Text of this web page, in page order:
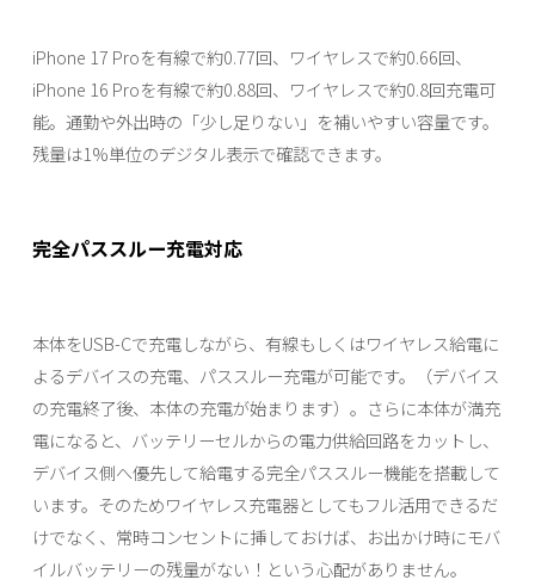
iPhone 17 Proを有線で約0.77回、ワイヤレスで約0.66回、
iPhone 16 Proを有線で約0.88回、ワイヤレスで約0.8回充電可
能。通勤や外出時の「少し足りない」を補いやすい容量です。
残量は1%単位のデジタル表示で確認できます。
完全パススルー充電対応
本体をUSB-Cで充電しながら、有線もしくはワイヤレス給電に
よるデバイスの充電、パススルー充電が可能です。（デバイス
の充電終了後、本体の充電が始まります）。さらに本体が満充
電になると、バッテリーセルからの電力供給回路をカットし、
デバイス側へ優先して給電する完全パススルー機能を搭載して
います。そのためワイヤレス充電器としてもフル活用できるだ
けでなく、常時コンセントに挿しておけば、お出かけ時にモバ
イルバッテリーの残量がない！という心配がありません。